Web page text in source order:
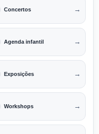
Concertos →
Agenda infantil →
Exposições →
Workshops →